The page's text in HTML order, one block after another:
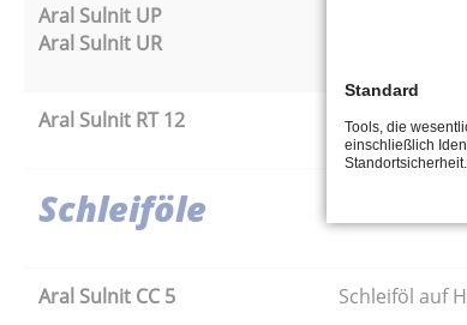
Aral Sulnit UP
Aral Sulnit UR
Einsatz z.B.
Aral Sulnit RT 12 Einsatz z.B.
Schleiföle
Aral Sulnit CC 5 Schleiföl auf
Standard
Tools, die
einschließlich